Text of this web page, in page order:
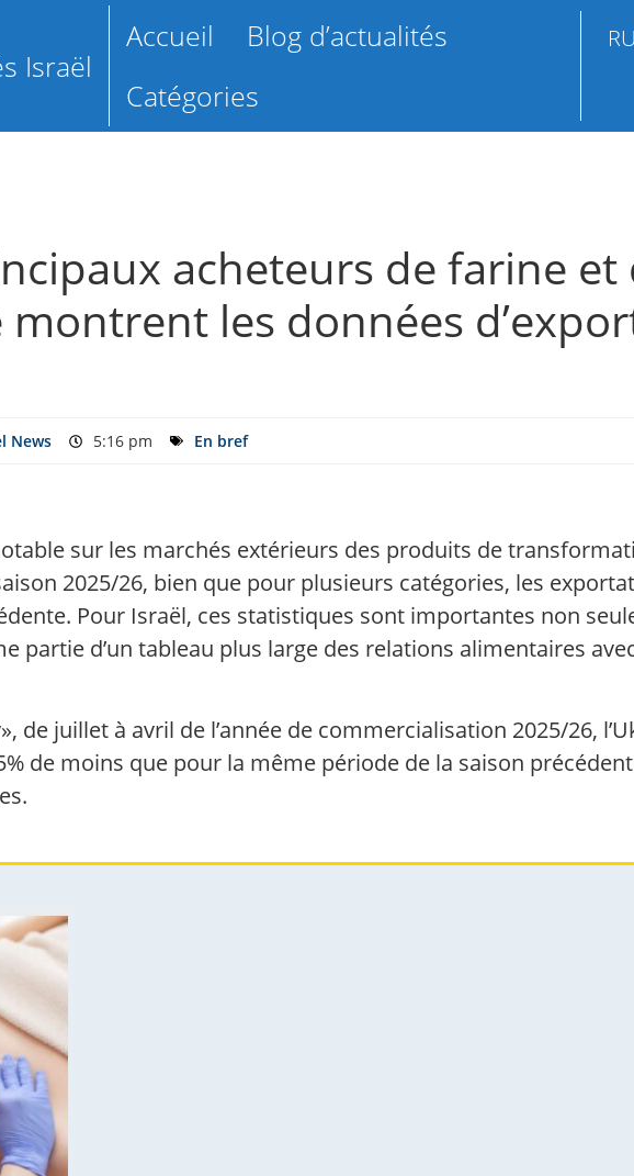
Israël
Accueil
Blog d’actualités
Catégories
RU
acheteurs de farine et
les données
News 5:16 pm En bref
sur les marchés extérieurs des produits de
2025/26, bien que pour plusieurs catégories, les
Pour Israël, ces statistiques sont importantes non
partie d’un tableau plus large des relations alimentaires
de juillet à avril de l’année de commercialisation 2025/26,
de moins que pour la même période de la saison